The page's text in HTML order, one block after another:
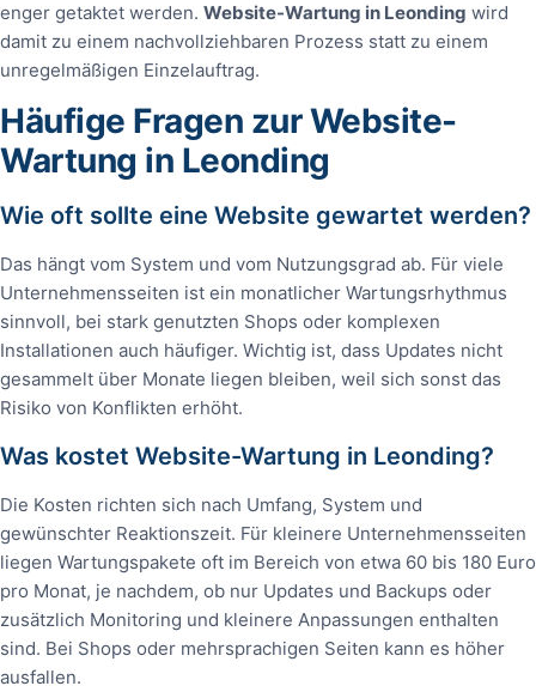
enger getaktet werden. Website-Wartung in Leonding wird
damit zu einem nachvollziehbaren Prozess statt zu einem
unregelmäßigen Einzelauftrag.
Häufige Fragen zur Website-
Wartung in Leonding
Wie oft sollte eine Website gewartet werden?
Das hängt vom System und vom Nutzungsgrad ab. Für viele
Unternehmensseiten ist ein monatlicher Wartungsrhythmus
sinnvoll, bei stark genutzten Shops oder komplexen
Installationen auch häufiger. Wichtig ist, dass Updates nicht
gesammelt über Monate liegen bleiben, weil sich sonst das
Risiko von Konflikten erhöht.
Was kostet Website-Wartung in Leonding?
Die Kosten richten sich nach Umfang, System und
gewünschter Reaktionszeit. Für kleinere Unternehmensseiten
liegen Wartungspakete oft im Bereich von etwa 60 bis 180 Euro
pro Monat, je nachdem, ob nur Updates und Backups oder
zusätzlich Monitoring und kleinere Anpassungen enthalten
sind. Bei Shops oder mehrsprachigen Seiten kann es höher
ausfallen.